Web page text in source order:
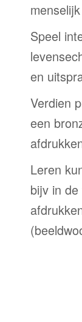
Speel
en
Verdien
een
Leren
bijv in